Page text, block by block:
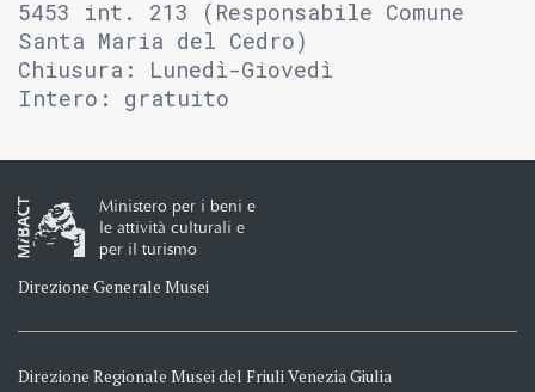
5453 int. 213 (Responsabile Comune
Santa Maria del Cedro)
Chiusura: Lunedì-Giovedì
Intero: gratuito
Ministero per i beni e
le attività culturali e
per il turismo
Direzione Generale Musei
Direzione Regionale Musei del Friuli Venezia Giulia